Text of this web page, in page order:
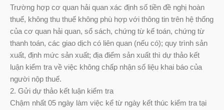
Trường hợp cơ quan hải quan xác định số tiền đề nghị hoàn
thuế, không thu thuế không phù hợp với thông tin trên hệ thống
của cơ quan hải quan, sổ sách, chứng từ kế toán, chứng từ
thanh toán, các giao dịch có liên quan (nếu có); quy trình sản
xuất, định mức sản xuất; địa điểm sản xuất thì dự thảo kết
luận kiểm tra về việc không chấp nhận số liệu khai báo của
người nộp thuế.
2. Gửi dự thảo kết luận kiểm tra
Chậm nhất 05 ngày làm việc kể từ ngày kết thúc kiểm tra tại